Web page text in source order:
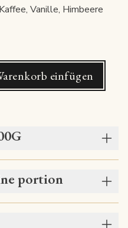
Vanille, Himbeere
einfügen
portion